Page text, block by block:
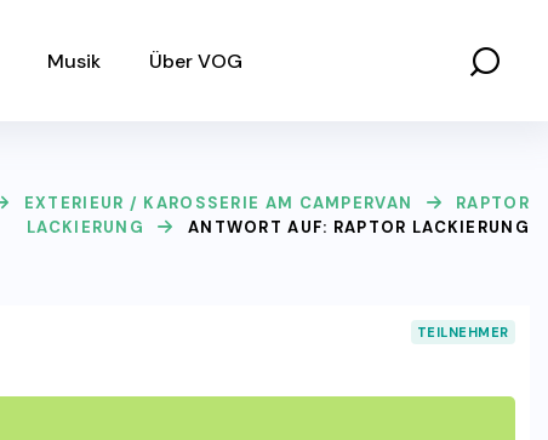
Musik Über VOG
EXTERIEUR / KAROSSERIE AM CAMPERVAN
RAPTOR
LACKIERUNG
ANTWORT AUF: RAPTOR LACKIERUNG
TEILNEHMER